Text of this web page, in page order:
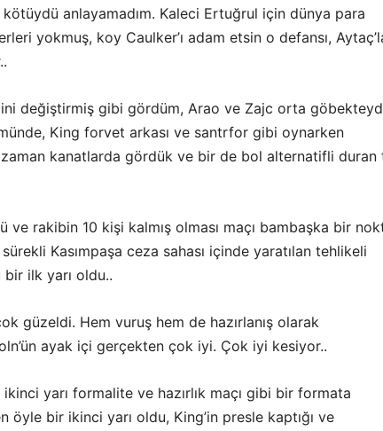
kötüydü anlayamadım. Kaleci Ertuğrul için dünya para
yokmuş, koy Caulker’ı adam etsin o defansı,
değiştirmiş gibi gördüm, Arao ve Zajc orta
King forvet arkası ve santrfor gibi oynarken
zaman kanatlarda gördük ve bir de bol alternatifli duran
ve rakibin 10 kişi kalmış olması maçı bambaşka bir
Kasımpaşa ceza sahası içinde yaratılan tehlikeli
ilk yarı oldu..
güzeldi. Hem vuruş hem de hazırlanış olarak
ayak içi gerçekten çok iyi. Çok iyi kesiyor..
yarı formalite ve hazırlık maçı gibi bir formata
öyle bir ikinci yarı oldu, King’in presle kaptığı ve